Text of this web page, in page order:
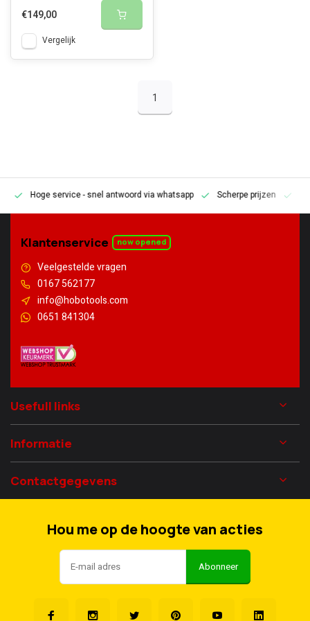
€149,00
Vergelijk
1
Hoge service- snel antwoord via whatsapp Scherpe prijzen
Klantenservice now opened
Veelgestelde vragen
0167 562177
info@hobotools.com
0651 841304
Usefull links
Informatie
Contactgegevens
Hou me op de hoogte van acties
Abonneer